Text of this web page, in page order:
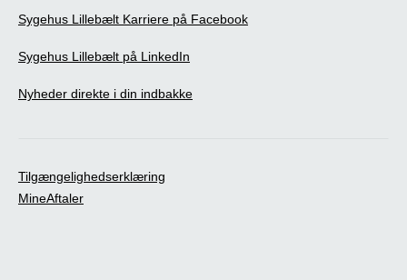
Sygehus Lillebælt Karriere på Facebook
Sygehus Lillebælt på LinkedIn
Nyheder direkte i din indbakke
Tilgængelighedserklæring
MineAftaler